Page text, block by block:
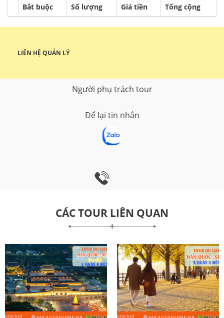
Bắt buộc Số lượng Giá tiền Tổng cộng
LIÊN HỆ QUẢN LÝ
Người phụ trách tour
Để lại tin nhắn
CÁC TOUR LIÊN QUAN